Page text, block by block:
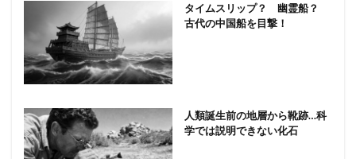
タイムスリップ？ 幽霊船？
古代の中国船を目撃！
人類誕生前の地層から靴跡…科
学では説明できない化石